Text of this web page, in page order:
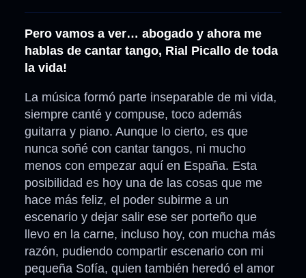
Pero vamos a ver… abogado y ahora me
hablas de cantar tango, Rial Picallo de toda
la vida!
La música formó parte inseparable de mi vida,
siempre canté y compuse, toco además
guitarra y piano. Aunque lo cierto, es que
nunca soñé con cantar tangos, ni mucho
menos con empezar aquí en España. Esta
posibilidad es hoy una de las cosas que me
hace más feliz, el poder subirme a un
escenario y dejar salir ese ser porteño que
llevo en la carne, incluso hoy, con mucha más
razón, pudiendo compartir escenario con mi
pequeña Sofía, quien también heredó el amor